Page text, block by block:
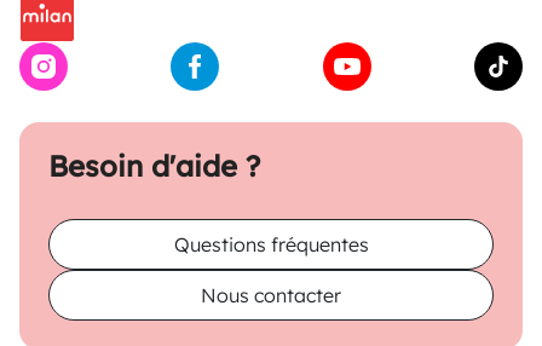
Besoin d'aide ?
Questions fréquentes
Nous contacter